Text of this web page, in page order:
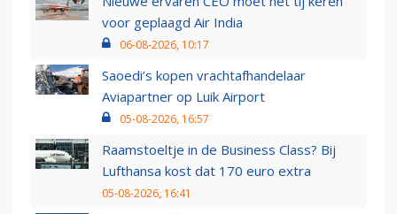
voor geplaagd Air India
06-08-2026, 10:17
Saoedi’s kopen vrachtafhandelaar
Aviapartner op Luik Airport
05-08-2026, 16:57
Raamstoeltje in de Business Class? Bij
Lufthansa kost dat 170 euro extra
05-08-2026, 16:41